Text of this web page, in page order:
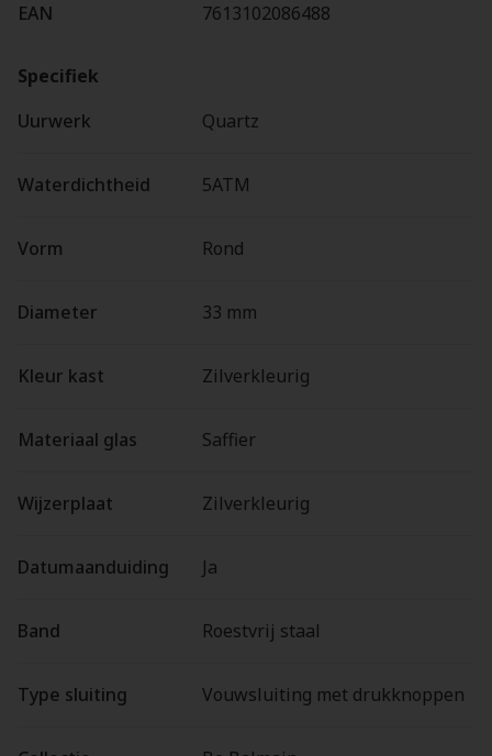
EAN 7613102086488
Specifiek
Uurwerk
Quartz
Waterdichtheid 5ATM
Vorm Rond
Diameter 33 mm
Kleur kast Zilverkleurig
Materiaal glas Saffier
Wijzerplaat Zilverkleurig
Datumaanduiding Ja
Band Roestvrij staal
Type sluiting Vouwsluiting met drukknoppen